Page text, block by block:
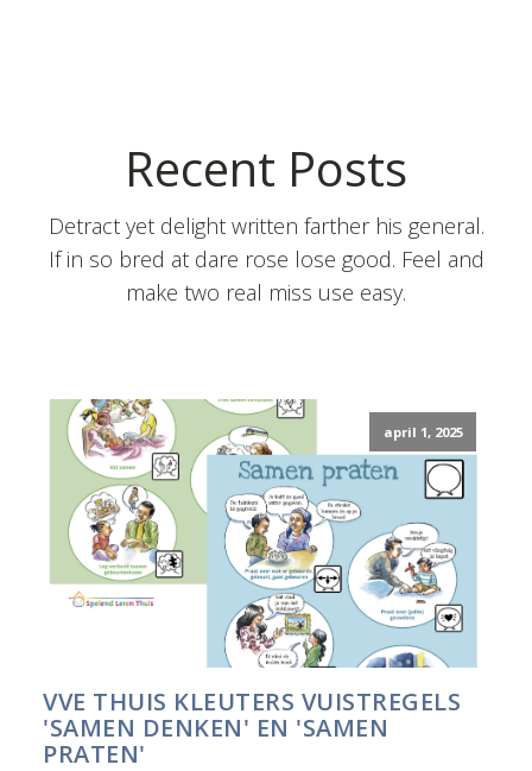
Recent Posts
Detract yet delight written farther his general.
If in so bred at dare rose lose good. Feel and
make two real miss use easy.
april 1, 2025
VVE THUIS KLEUTERS VUISTREGELS
'SAMEN DENKEN' EN 'SAMEN
PRATEN'